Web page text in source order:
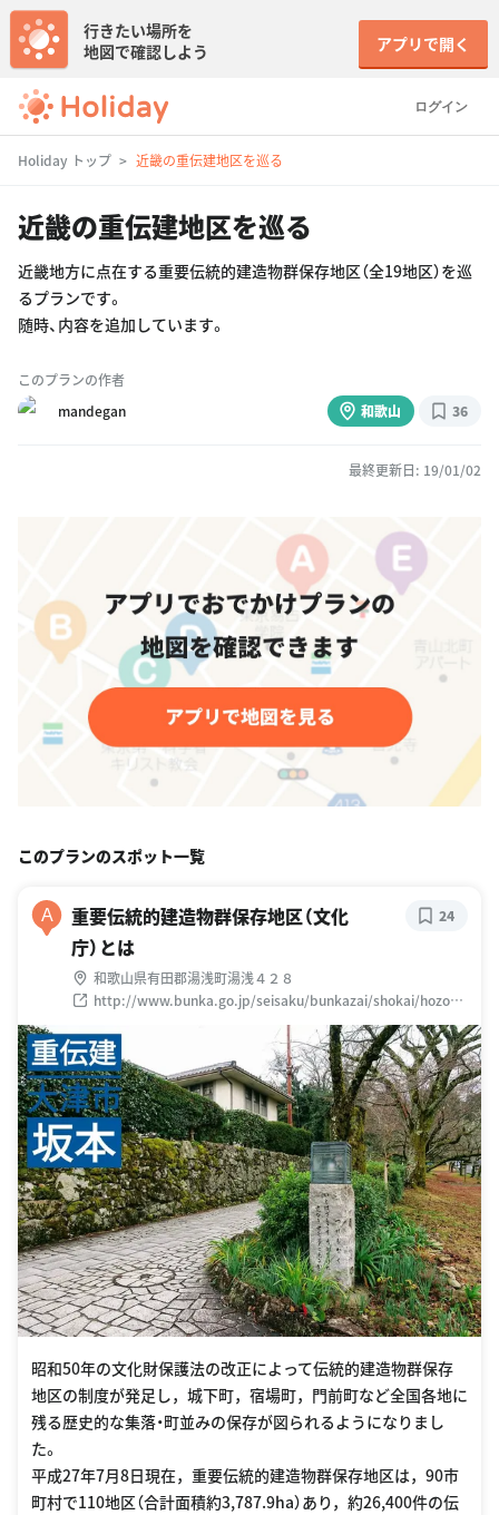
ログイン
行きたい場所を
地図で確認しよう
アプリで開く
Holiday トップ 近畿の重伝建地区を巡る
近畿の重伝建地区を巡る
近畿地方に点在する重要伝統的建造物群保存地区（全19地区）を巡
るプランです。
随時、内容を追加しています。
このプランの作者
mandegan
和歌山 36
最終更新日: 19/01/02
このプランのスポット一覧
A
重要伝統的建造物群保存地区（文化
庁）とは
和歌山県有田郡湯浅町湯浅４２８
http://www.bunka.go.jp/seisaku/bunkazai/shokai/hozonc
24
昭和50年の文化財保護法の改正によって伝統的建造物群保存
地区の制度が発足し，城下町，宿場町，門前町など全国各地に
残る歴史的な集落・町並みの保存が図られるようになりまし
た。
平成27年7月8日現在，重要伝統的建造物群保存地区は，90市
町村で110地区（合計面積約3,787.9ha）あり，約26,400件の伝